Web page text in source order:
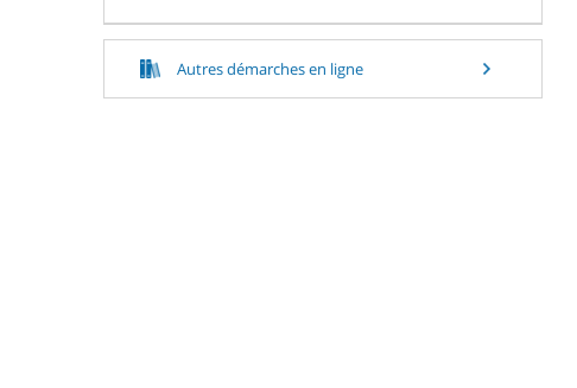
Autres démarches en ligne